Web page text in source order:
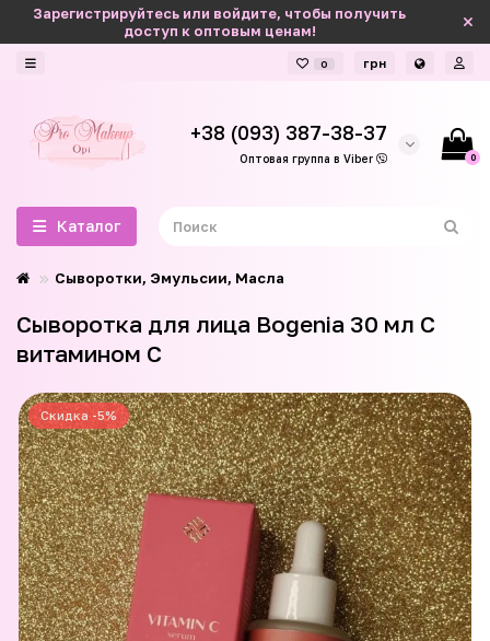
Зарегистрируйтесь или войдите, чтобы получить
доступ к оптовым ценам!
0 грн
+38 (093) 387-38-37
Оптовая группа в Viber 0
Каталог
Сыворотки, Эмульсии, Масла
Сыворотка для лица Bogenia 30 мл С
витамином С
Скидка -5%